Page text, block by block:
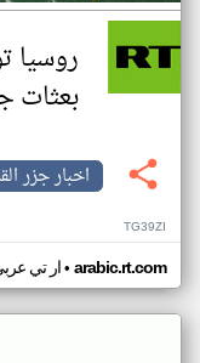
روسيا
بعثات جديدة
اخبار جزر
TG39ZI
ار تي• arabic.rt.com